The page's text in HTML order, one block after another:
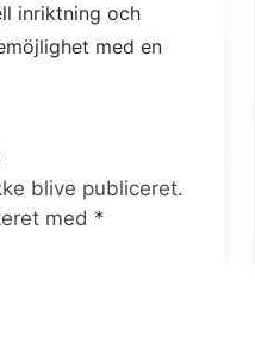
inriktning och
med en
blive publiceret.
med *